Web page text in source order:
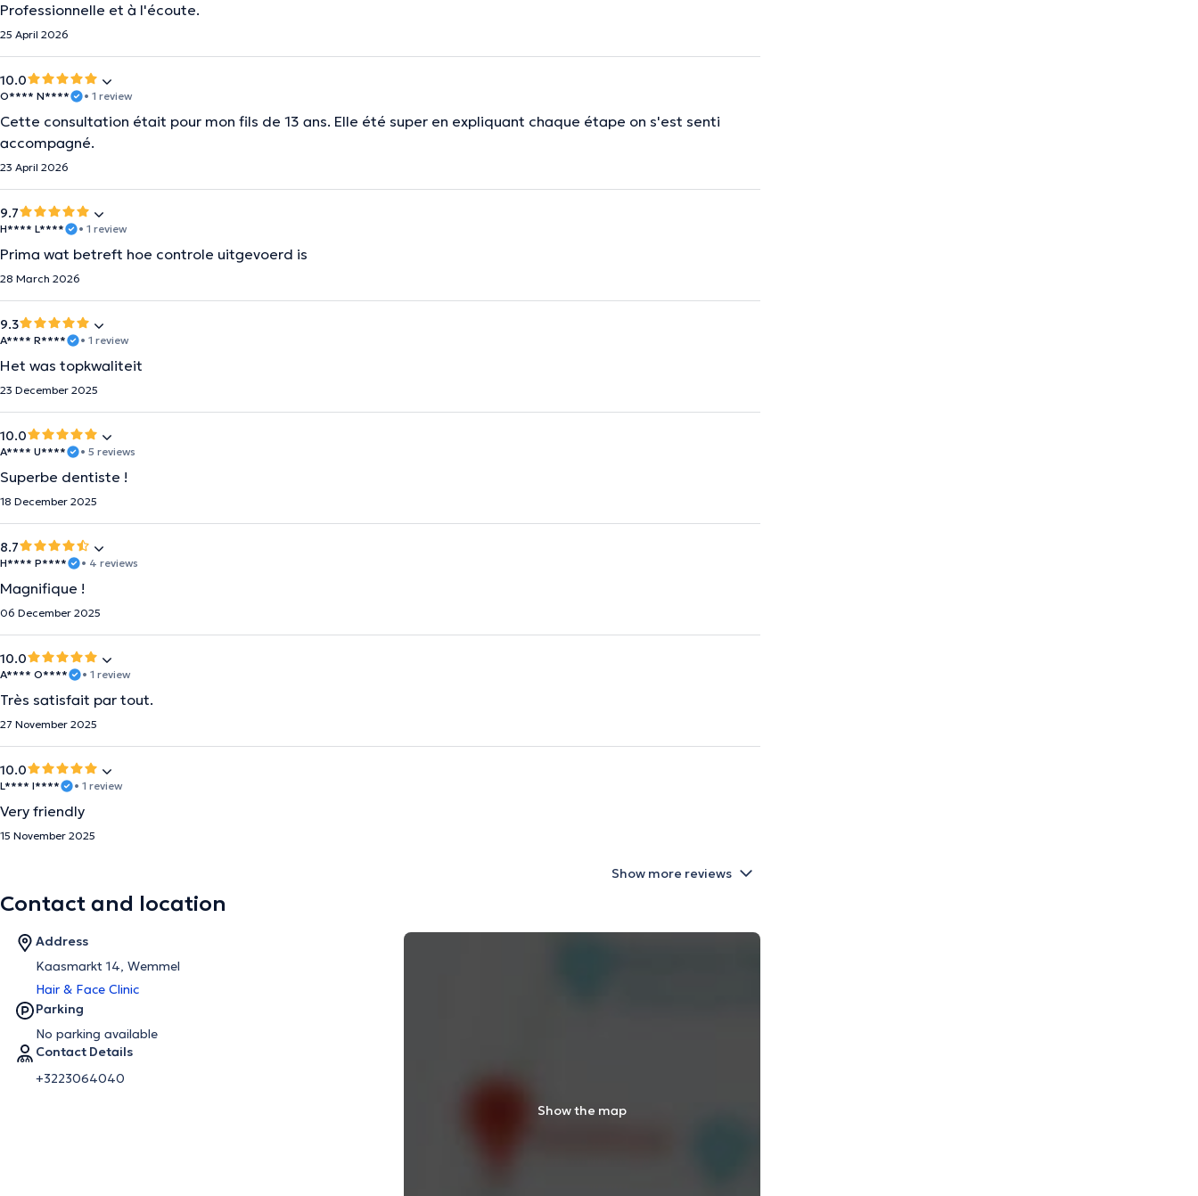
Professionnelle et à l'écoute.
25 April 2026
10.0
O**** N**** • 1 review
Cette consultation était pour mon fils de 13 ans. Elle été super en expliquant chaque étape on s'est senti
accompagné.
23 April 2026
9.7
H**** L**** • 1 review
Prima wat betreft hoe controle uitgevoerd is
28 March 2026
9.3
A**** R**** • 1 review
Het was topkwaliteit
23 December 2025
10.0
A**** U**** • 5 reviews
Superbe dentiste !
18 December 2025
8.7
H**** P**** • 4 reviews
Magnifique !
06 December 2025
10.0
A**** O**** • 1 review
Très satisfait par tout.
27 November 2025
10.0
L**** I**** • 1 review
Very friendly
15 November 2025
Show more reviews
Contact and location
Address
Kaasmarkt 14, Wemmel
Hair & Face Clinic
Parking
No parking available
Contact Details
+3223064040
Show the map